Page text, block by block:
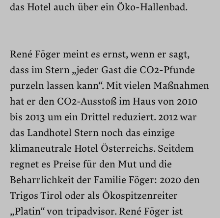
das Hotel auch über ein Öko-Hallenbad.
René Föger meint es ernst, wenn er sagt,
dass im Stern „jeder Gast die CO2-Pfunde
purzeln lassen kann“. Mit vielen Maßnahmen
hat er den CO2-Ausstoß im Haus von 2010
bis 2013 um ein Drittel reduziert. 2012 war
das Landhotel Stern noch das einzige
klimaneutrale Hotel Österreichs. Seitdem
regnet es Preise für den Mut und die
Beharrlichkeit der Familie Föger: 2020 den
Trigos Tirol oder als Ökospitzenreiter
„Platin“ von tripadvisor. René Föger ist